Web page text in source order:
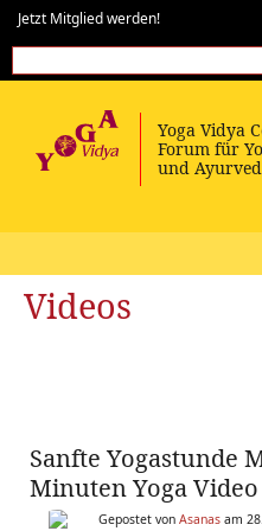
Jetzt Mitglied werden!
Videos
Sanfte Yogastunde
Minuten Yoga Video
Gepostet von Asanas am